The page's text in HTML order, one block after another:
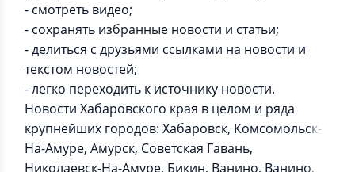
- смотреть видео;
- сохранять избранные новости и статьи;
- делиться с друзьями ссылками на новости и
текстом новостей;
- легко переходить к источнику новости.
Новости Хабаровского края в целом и ряда
крупнейших городов: Хабаровск, Комсомольск-
На-Амуре, Амурск, Советская Гавань,
Николаевск-На-Амуре, Бикин, Ванино, Ванино,